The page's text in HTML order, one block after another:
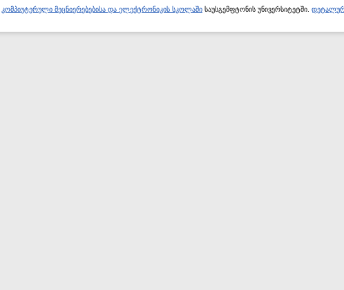
კომპიუტერული მეცნიერებებისა და ელექტრონიკის სკოლაში საუსგემფტონის უნივერსიტეტში.